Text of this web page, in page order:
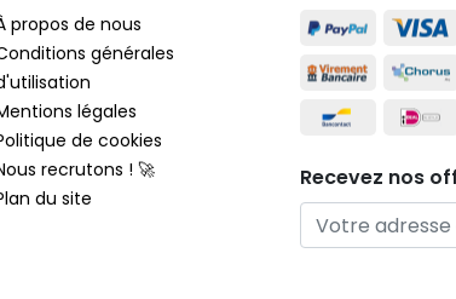
propos de nous
générales
légales
de cookies
recrutons ! 🚀
du site
Recevez nos